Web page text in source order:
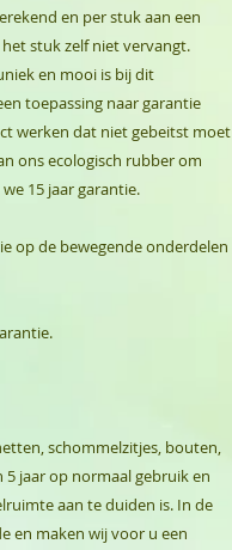
en per stuk aan een
stuk zelf niet vervangt.
en mooi is bij dit
toepassing naar garantie
werken dat niet gebeitst moet
ons ecologisch rubber om
15 jaar garantie.
op de bewegende onderdelen
schommelzitjes, bouten,
jaar op normaal gebruik en
aan te duiden is. In de
en maken wij voor u een